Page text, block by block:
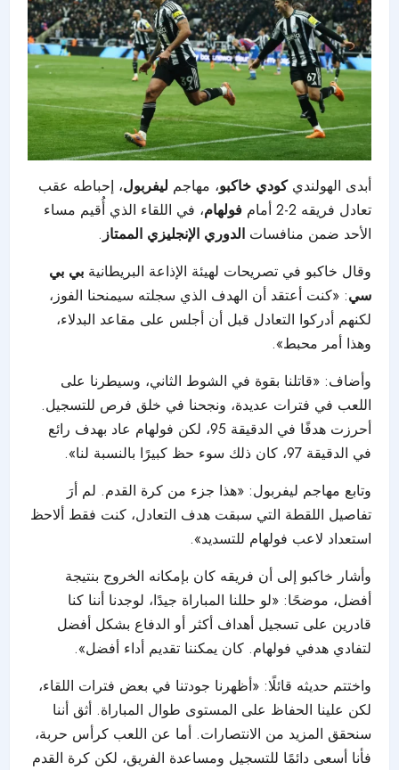
أبدى الهولنديكودي خاكبو، مهاجم ليفربول، إحباطه عقب
تعادل فريقه 2-2 أمام
فولهام، في اللقاء الذي أُقيم مساء
الأحد ضمن منافساتالدوري الإنجليزي الممتاز .
وقال خاكبو في تصريحات لهيئة الإذاعة البريطانيةبي بي
سي: «كنت أعتقد أن الهدف الذي سجلته سيمنحنا الفوز،
لكنهم أدركوا التعادل قبل أن أجلس على مقاعد البدلاء،
وهذا أمر محبط».
وأضاف: «قاتلنا بقوة في الشوط الثاني، وسيطرنا على
اللعب في فترات عديدة، ونجحنا في خلق فرص للتسجيل.
أحرزت هدفًا في الدقيقة 95، لكن فولهام عاد بهدف رائع
في الدقيقة 97، كان ذلك سوء حظ كبيرًا بالنسبة لنا».
وتابع مهاجم ليفربول: «هذا جزء من كرة القدم. لم أرَ
تفاصيل اللقطة التي سبقت هدف التعادل، كنت فقط ألاحظ
استعداد لاعب فولهام للتسديد».
وأشار خاكبو إلى أن فريقه كان بإمكانه الخروج بنتيجة
أفضل، موضحًا: «لو حللنا المباراة جيدًا، لوجدنا أننا كنا
قادرين على تسجيل أهداف أكثر أو الدفاع بشكل أفضل
لتفادي هدفي فولهام. كان يمكننا تقديم أداء أفضل».
واختتم حديثه قائلًا: «أظهرنا جودتنا في بعض فترات اللقاء،
لكن علينا الحفاظ على المستوى طوال المباراة. أثق أننا
سنحقق المزيد من الانتصارات. أما عن اللعب كرأس حربة،
فأنا أسعى دائمًا للتسجيل ومساعدة الفريق، لكن كرة القدم